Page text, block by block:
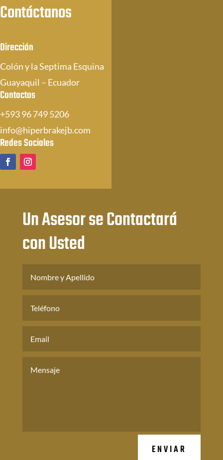
Contáctanos
Dirección
Colón y la Septima Esquina
Guayaquil – Ecuador
Contactos
+593 96 749 5206
info@hiperbrakejb.com
Redes Sociales
Un Asesor se Contactará
con Usted
ENVIAR